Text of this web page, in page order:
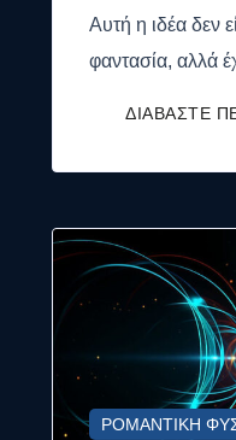
Αυτή η ιδέα δεν
φαντασία, αλλά
ΡΟΜΑΝΤΙΚΉ